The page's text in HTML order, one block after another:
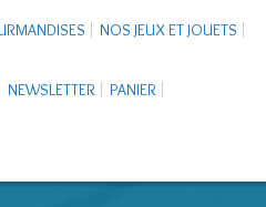
NOS JEUX ET JOUETS
NEWSLETTER PANIER